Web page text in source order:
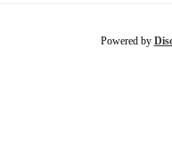
Powered by